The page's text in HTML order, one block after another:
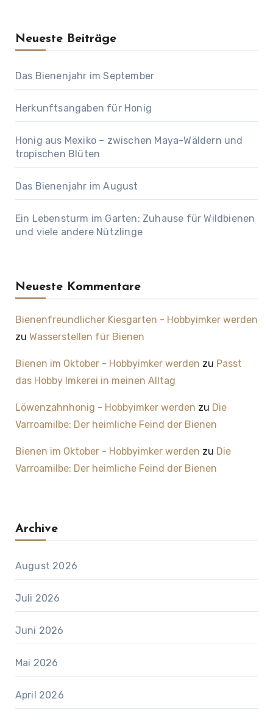
Neueste Beiträge
Das Bienenjahr im September
Herkunftsangaben für Honig
Honig aus Mexiko – zwischen Maya-Wäldern und
tropischen Blüten
Das Bienenjahr im August
Ein Lebensturm im Garten: Zuhause für Wildbienen
und viele andere Nützlinge
Neueste Kommentare
Bienenfreundlicher Kiesgarten - Hobbyimker werden
zu Wasserstellen für Bienen
Bienen im Oktober - Hobbyimker werden zu Passt
das Hobby Imkerei in meinen Alltag
Löwenzahnhonig - Hobbyimker werden zu Die
Varroamilbe: Der heimliche Feind der Bienen
Bienen im Oktober - Hobbyimker werden zu Die
Varroamilbe: Der heimliche Feind der Bienen
Archive
August 2026
Juli 2026
Juni 2026
Mai 2026
April 2026